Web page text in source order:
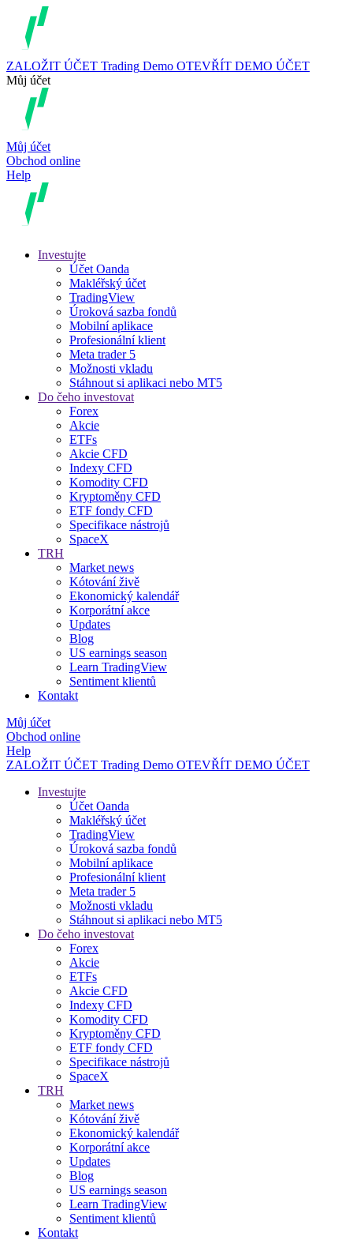
ZALOŽIT ÚČET Trading Demo OTEVŘÍT DEMO ÚČET
Můj účet
Můj účet
Obchod online
Help
Investujte
Účet Oanda
Makléřský účet
TradingView
Úroková sazba fondů
Mobilní aplikace
Profesionální klient
Meta trader 5
Možnosti vkladu
Stáhnout si aplikaci nebo MT5
Do čeho investovat
Forex
Akcie
ETFs
Akcie CFD
Indexy CFD
Komodity CFD
Kryptoměny CFD
ETF fondy CFD
Specifikace nástrojů
SpaceX
TRH
Market news
Kótování živě
Ekonomický kalendář
Korporátní akce
Updates
Blog
US earnings season
Learn TradingView
Sentiment klientů
Kontakt
Můj účet
Obchod online
Help
ZALOŽIT ÚČET Trading Demo OTEVŘÍT DEMO ÚČET
Investujte
Účet Oanda
Makléřský účet
TradingView
Úroková sazba fondů
Mobilní aplikace
Profesionální klient
Meta trader 5
Možnosti vkladu
Stáhnout si aplikaci nebo MT5
Do čeho investovat
Forex
Akcie
ETFs
Akcie CFD
Indexy CFD
Komodity CFD
Kryptoměny CFD
ETF fondy CFD
Specifikace nástrojů
SpaceX
TRH
Market news
Kótování živě
Ekonomický kalendář
Korporátní akce
Updates
Blog
US earnings season
Learn TradingView
Sentiment klientů
Kontakt